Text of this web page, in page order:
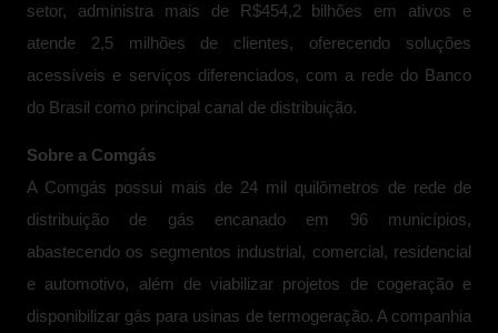
setor, administra mais de R$454,2 bilhões em ativos e
atende 2,5 milhões de clientes, oferecendo soluções
acessíveis e serviços diferenciados, com a rede do Banco
do Brasil como principal canal de distribuição.
Sobre a Comgás
A Comgás possui mais de 24 mil quilômetros de rede de
distribuição de gás encanado em 96 municípios,
abastecendo os segmentos industrial, comercial, residencial
e automotivo, além de viabilizar projetos de cogeração e
disponibilizar gás para usinas de termogeração. A companhia